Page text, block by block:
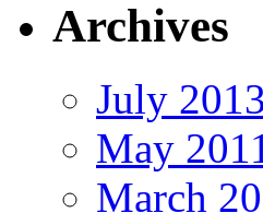
Archives
July 2013
May
March